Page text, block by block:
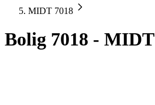
MIDT 7018
Bolig 7018 - MIDT